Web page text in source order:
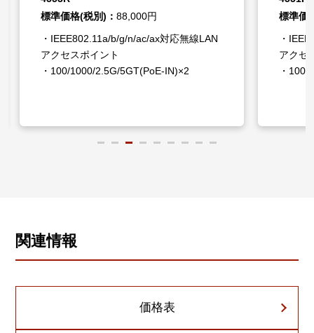
標準価格(税別)： 88,000円
・IEEE802.11a/b/g/n/ac/ax対応無線LAN
アクセスポイント
・100/1000/2.5G/5GT(PoE-IN)×2
標準価
・
アクセ
・
関連情報
価格表